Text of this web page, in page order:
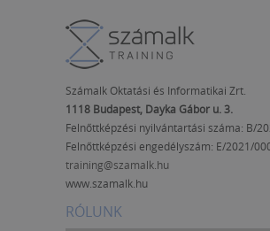
Számalk Oktatási és Informatikai Zrt.
1118 Budapest, Dayka Gábor u. 3.
Felnőttképzési nyilvántartási száma: B/
Felnőttképzési engedélyszám: E/2021/
training@szamalk.hu
www.szamalk.hu
RÓLUNK